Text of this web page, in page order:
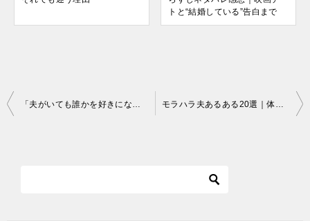
トと“結婚している”告白まで
投
「夫がいても誰かを好きになっていいですか？」26話〜最終回ネタバレ感想｜一線を越えた夜と結末 モラハラ夫あるある20選｜体験談からわかる精神的DVのリアル